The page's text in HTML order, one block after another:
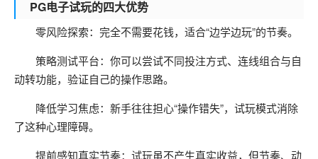
PG电子试玩的四大优势
零风险探索：完全不需要花钱，适合“边学边玩”的节奏。
策略测试平台：你可以尝试不同投注方式、连线组合与自
动转功能，验证自己的操作思路。
降低学习焦虑：新手往往担心“操作错失”，试玩模式消除
了这种心理障碍。
提前感知真实节奏：试玩虽不产生真实收益，但节奏、动